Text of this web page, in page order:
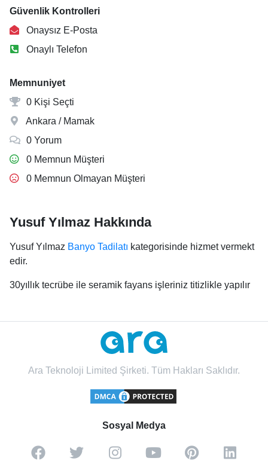
Güvenlik Kontrolleri
Onaysız E-Posta
Onaylı Telefon
Memnuniyet
0 Kişi Seçti
Ankara / Mamak
0 Yorum
0 Memnun Müşteri
0 Memnun Olmayan Müşteri
Yusuf Yılmaz Hakkında
Yusuf Yılmaz Banyo Tadilatı kategorisinde hizmet vermekt
edir.
30yıllık tecrübe ile seramik fayans işleriniz titizlikle yapılır
Ara Teknoloji Limited Şirketi. Tüm Hakları Saklıdır.
Sosyal Medya